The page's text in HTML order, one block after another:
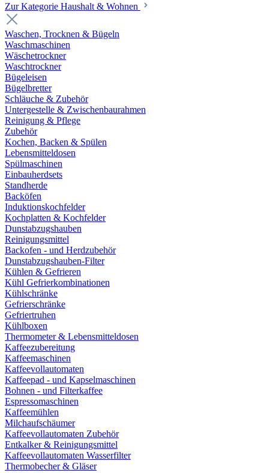
Zur Kategorie Haushalt & Wohnen
Waschen, Trocknen & Bügeln
Waschmaschinen
Wäschetrockner
Waschtrockner
Bügeleisen
Bügelbretter
Schläuche & Zubehör
Untergestelle & Zwischenbaurahmen
Reinigung & Pflege
Zubehör
Kochen, Backen & Spülen
Lebensmitteldosen
Spülmaschinen
Einbauherdsets
Standherde
Backöfen
Induktionskochfelder
Kochplatten & Kochfelder
Dunstabzugshauben
Reinigungsmittel
Backofen - und Herdzubehör
Dunstabzugshauben-Filter
Kühlen & Gefrieren
Kühl Gefrierkombinationen
Kühlschränke
Gefrierschränke
Gefriertruhen
Kühlboxen
Thermometer & Lebensmitteldosen
Kaffeezubereitung
Kaffeemaschinen
Kaffeevollautomaten
Kaffeepad - und Kapselmaschinen
Bohnen - und Filterkaffee
Espressomaschinen
Kaffeemühlen
Milchaufschäumer
Kaffeevollautomaten Zubehör
Entkalker & Reinigungsmittel
Kaffeevollautomaten Wasserfilter
Thermobecher & Gläser